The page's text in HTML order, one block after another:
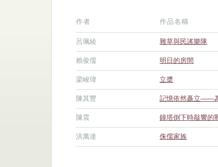
作者 作品名稱
呂珮綾 雜草與民謠樂隊
賴俊儒 明日的房間
梁峻瑋 立槳
陳其豐 記憶依然矗立——
陳震 鐘塔倒下時敲響的
洪萬達 侏儒家族